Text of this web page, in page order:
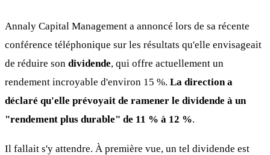
Annaly Capital Management a annoncé lors de sa récente
conférence téléphonique sur les résultats qu'elle envisageait
de réduire son dividende, qui offre actuellement un
rendement incroyable d'environ 15 %. La direction a
déclaré qu'elle prévoyait de ramener le dividende à un
"rendement plus durable" de 11 % à 12 %.
Il fallait s'y attendre. À première vue, un tel dividende est